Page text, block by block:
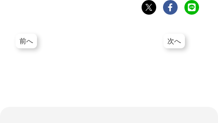
前へ 次へ